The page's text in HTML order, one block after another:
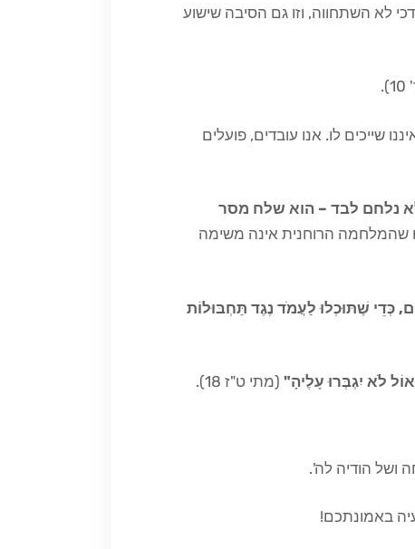
לא השתחווה, וזו גם הסיבה שישוע
שייכים לו. אנו עובדים, פועלים
נלחם לבד – הוא שלח מסר
אותנו שהמלחמה הרוחנית אינה משימה
כְּדֵי שֶׁתּוּכְלוּ לַעֲמֹד נֶגֶד תַּחְבּוּלוֹת
לֹא יִגְבְּרוּ עָלֶיהָ" (מתי ט"ז 18).
ושל הודיה לה'.
באמונתכם!